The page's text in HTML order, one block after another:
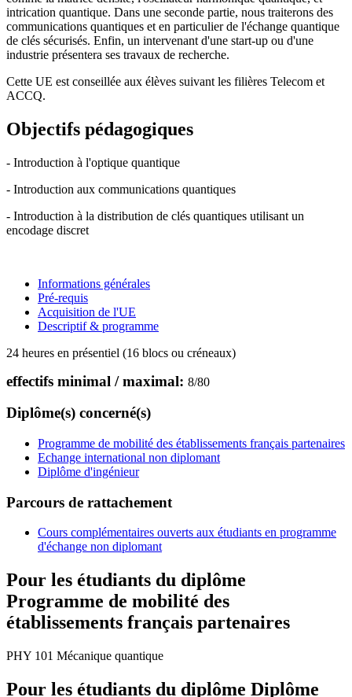
intrication quantique. Dans une seconde partie, nous traiterons des
communications quantiques et en particulier de l'échange quantique
de clés sécurisés. Enfin, un intervenant d'une start-up ou d'une
industrie présentera ses travaux de recherche.
Cette UE est conseillée aux élèves suivant les filières Telecom et
ACCQ.
Objectifs pédagogiques
- Introduction à l'optique quantique
- Introduction aux communications quantiques
- Introduction à la distribution de clés quantiques utilisant un
encodage discret
Informations générales
Pré-requis
Acquisition de l'UE
Descriptif & programme
24 heures en présentiel (16 blocs ou créneaux)
effectifs minimal / maximal: 8/80
Diplôme(s) concerné(s)
Programme de mobilité des établissements français partenaires
Echange international non diplomant
Diplôme d'ingénieur
Parcours de rattachement
Cours complémentaires ouverts aux étudiants en programme
d'échange non diplomant
Pour les étudiants du diplôme
Programme de mobilité des
établissements français partenaires
PHY 101 Mécanique quantique
Pour les étudiants du diplôme Diplôme